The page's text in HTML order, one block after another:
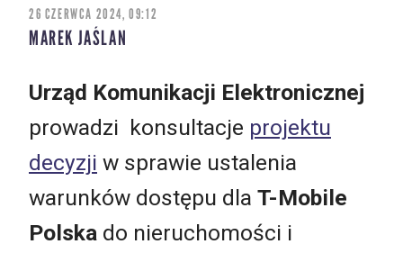
26 CZERWCA 2024, 09:12
MAREK JAŚLAN
Urząd Komunikacji Elektronicznej
prowadzi konsultacje projektu
decyzji w sprawie ustalenia
warunków dostępu dla T-Mobile
Polska do nieruchomości i